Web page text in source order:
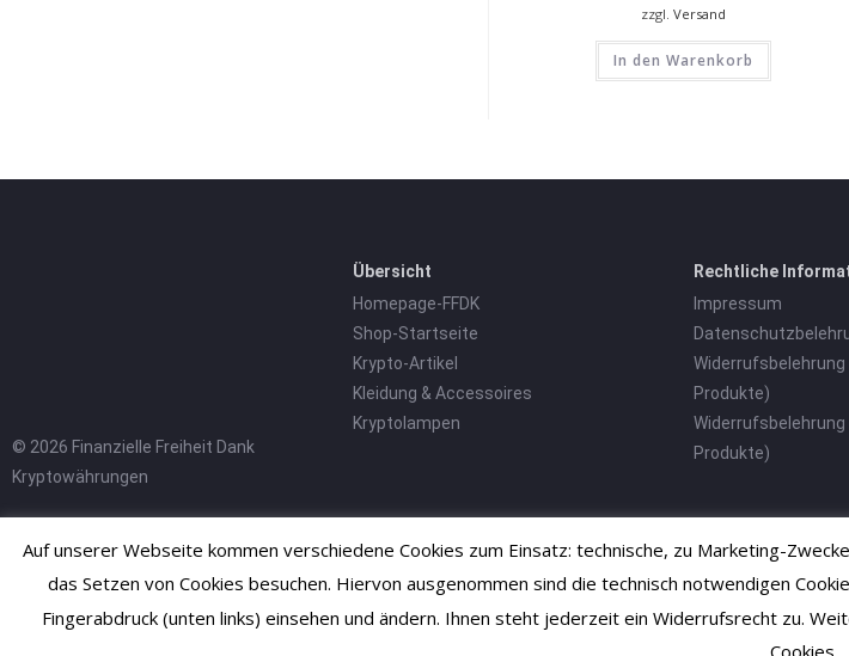
zzgl. Versand
In den Warenkorb
© 2026 Finanzielle Freiheit Dank
Kryptowährungen
Übersicht
Homepage-FFDK
Shop-Startseite
Krypto-Artikel
Kleidung & Accessoires
Kryptolampen
Rechtliche
Impressum
Produkte)
Produkte)
Auf unserer Webseite kommen verschiedene Cookies zum Einsatz: technische, zu Marketing-
das Setzen von Cookies besuchen. Hiervon ausgenommen sind die technisch notwendigen
Fingerabdruck (unten links) einsehen und ändern. Ihnen steht jederzeit ein Widerrufsrecht zu.
Cookies.